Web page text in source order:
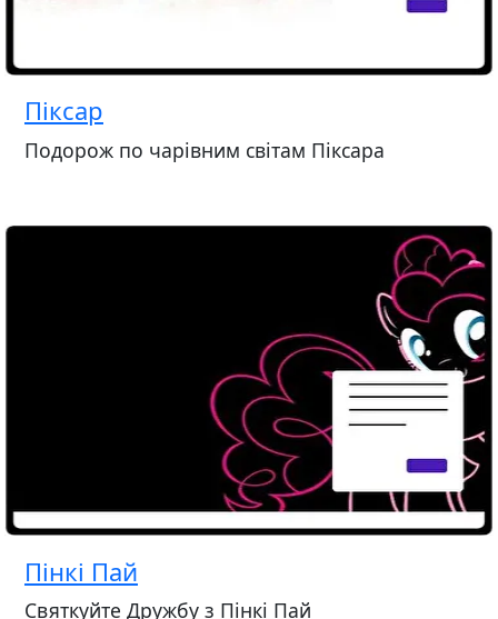
Піксар
Подорож по чарівним світам Піксара
Пінкі Пай
Святкуйте Дружбу з Пінкі Пай